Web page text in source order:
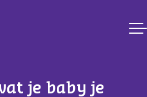
je baby je